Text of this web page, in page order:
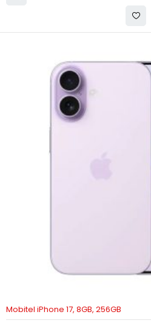
Mobitel iPhone 17, 8GB, 256GB